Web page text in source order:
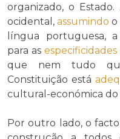
organizado, o
ocidental,assumindo o
língua portuguesa,
para as especificidades
que nem tudo
Constituição está
cultural-económica do
Por outro lado, o